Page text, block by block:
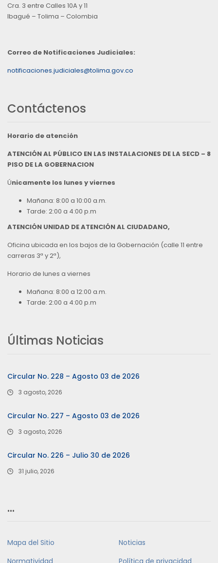
Cra. 3 entre Calles 10A y 11
Ibagué – Tolima – Colombia
Correo de Notificaciones Judiciales:
notificaciones.judiciales@tolima.gov.co
Contáctenos
Horario de atención
ATENCIÓN AL PÚBLICO EN LAS INSTALACIONES DE LA SECD – 8
PISO DE LA GOBERNACION
Únicamente los lunes y viernes
Mañana: 8:00 a 10:00 a.m.
Tarde: 2:00 a 4:00 p.m
ATENCIÓN UNIDAD DE ATENCIÓN AL CIUDADANO,
Oficina ubicada en los bajos de la Gobernación (calle 11 entre
carreras 3ª y 2ª),
Horario de lunes a viernes
Mañana: 8:00 a 12:00 a.m.
Tarde: 2:00 a 4:00 p.m
Últimas Noticias
Circular No. 228 – Agosto 03 de 2026
3 agosto, 2026
Circular No. 227 – Agosto 03 de 2026
3 agosto, 2026
Circular No. 226 – Julio 30 de 2026
31 julio, 2026
…
Mapa del Sitio
Noticias
Normatividad
Política de privacidad